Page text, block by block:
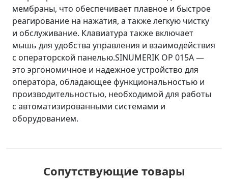
мембраны, что обеспечивает плавное и быстрое
реагирование на нажатия, а также легкую чистку
и обслуживание. Клавиатура также включает
мышь для удобства управления и взаимодействия
с операторской панелью.SINUMERIK OP 015A —
это эргономичное и надежное устройство для
оператора, обладающее функциональностью и
производительностью, необходимой для работы
с автоматизированными системами и
оборудованием.
Сопутствующие товары